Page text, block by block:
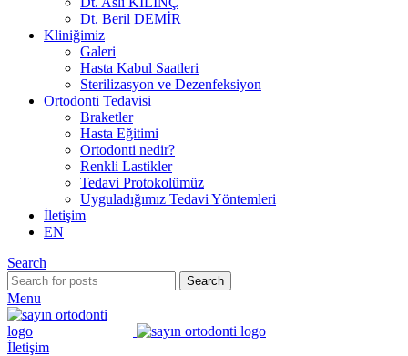
Dt. Beril DEMİR
Kliniğimiz
Galeri
Hasta Kabul Saatleri
Sterilizasyon ve Dezenfeksiyon
Ortodonti Tedavisi
Braketler
Hasta Eğitimi
Ortodonti nedir?
Renkli Lastikler
Tedavi Protokolümüz
Uyguladığımız Tedavi Yöntemleri
İletişim
EN
Search
Search
Menu
İletişim